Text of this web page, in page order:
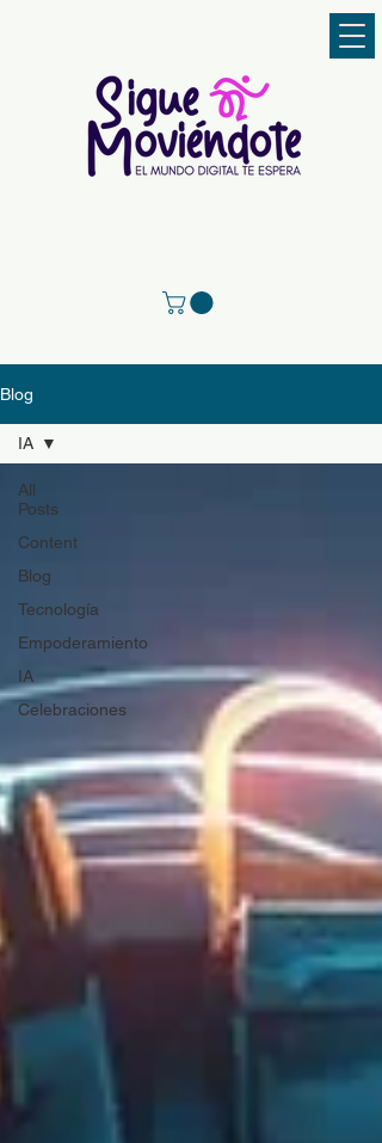
Blog
All
Posts
Content
Blog
Tecnología
Empoderamiento
IA
Celebraciones
IA